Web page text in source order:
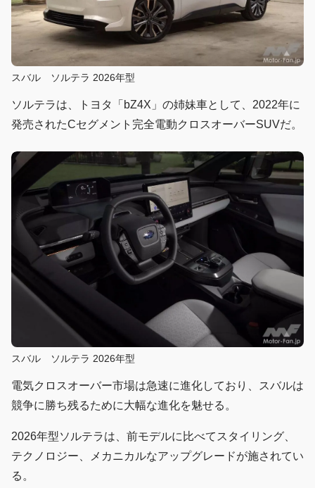
スバル ソルテラ 2026年型
ソルテラは、トヨタ「bZ4X」の姉妹車として、2022年に
発売されたCセグメント完全電動クロスオーバーSUVだ。
スバル ソルテラ 2026年型
電気クロスオーバー市場は急速に進化しており、スバルは
競争に勝ち残るために大幅な進化を魅せる。
2026年型ソルテラは、前モデルに比べてスタイリング、
テクノロジー、メカニカルなアップグレードが施されてい
る。